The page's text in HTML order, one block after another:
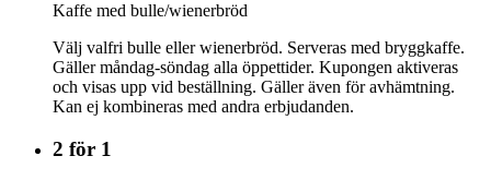
Kaffe med bulle/wienerbröd
Välj valfri bulle eller wienerbröd. Serveras med bryggkaffe.
Gäller måndag-söndag alla öppettider. Kupongen aktiveras
och visas upp vid beställning. Gäller även för avhämtning.
Kan ej kombineras med andra erbjudanden.
2 för 1